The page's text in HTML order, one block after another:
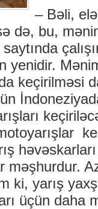
– Bəli,
də, bu,
yenidir.
keçirilməsi
məşhurdur.
ki, yarış
üçün daha